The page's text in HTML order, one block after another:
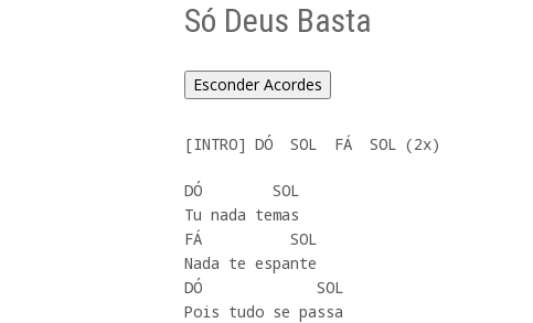
Só Deus Basta
Esconder Acordes
[INTRO] DÓ  SOL  FÁ  SOL (2x)
DÓ        SOL
Tu nada temas
FÁ          SOL
Nada te espante
DÓ             SOL
Pois tudo se passa